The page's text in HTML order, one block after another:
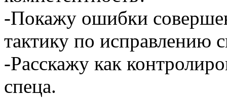
-Покажу ошибки
тактику по исправлению
-Расскажу как
спеца.